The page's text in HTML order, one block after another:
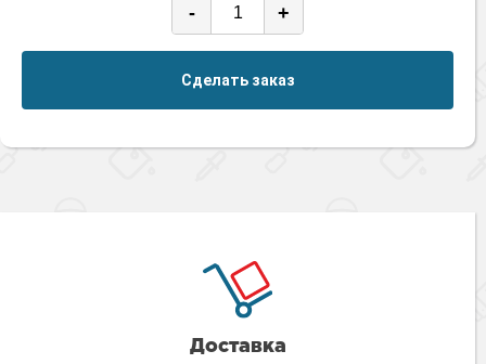
- +
Сделать заказ
Доставка